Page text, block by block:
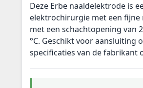
Deze Erbe naaldelektrode is
elektrochirurgie met een
met een schachtopening van
°C. Geschikt voor aansluiting
specificaties van de fabrikant